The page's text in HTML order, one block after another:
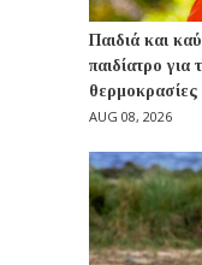
Παιδιά και
παιδίατρο για
θερμοκρασίες
AUG 08, 2026